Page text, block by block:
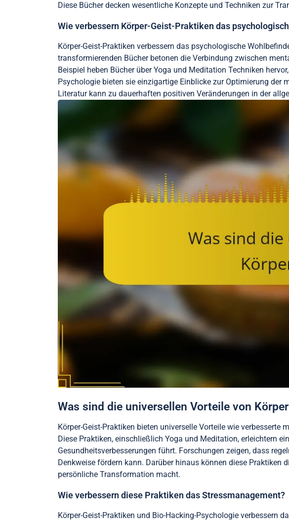
Diese Bücher decken wesentliche Konzepte und Techniken zur
Wie verbessern Körper-Geist-Praktiken das
Körper-Geist-Praktiken verbessern das psychologische
transformierenden Bücher betonen die Verbindung zwischen
Beispiel heben Bücher über Yoga und Meditation Techniken
Psychologie bieten sie einzigartige Einblicke zur Optimierung
Literatur kann zu dauerhaften positiven Veränderungen in der
Was sind die universellen Vorteile von
Körper-Geist-Praktiken bieten universelle Vorteile wie
Diese Praktiken, einschließlich Yoga und Meditation, erleichtern
Gesundheitsverbesserungen führt. Forschungen zeigen, dass
Denkweise fördern kann. Darüber hinaus können diese
persönliche Transformation macht.
Wie verbessern diese Praktiken das Stressmanagement?
Körper-Geist-Praktiken und Bio-Hacking-Psychologie verbessern